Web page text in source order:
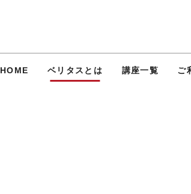
HOME ベリタスとは 講座一覧 ご